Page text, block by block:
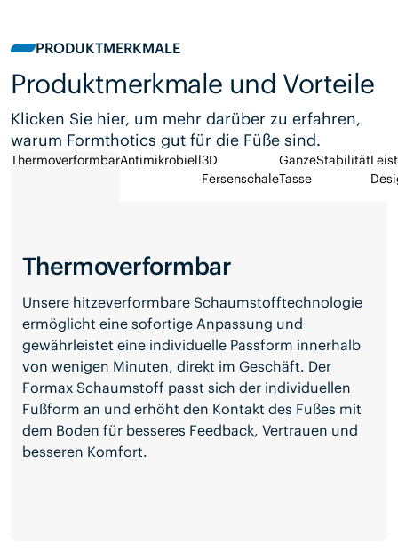
PRODUKTMERKMALE
Produktmerkmale und Vorteile
Klicken Sie hier, um mehr darüber zu erfahren,
warum Formthotics gut für die Füße sind.
ThermoverformbarAntimikrobiell3D
Fersenschale
Ganze
Tasse
Stabilität
Thermoverformbar
Unsere hitzeverformbare Schaumstofftechnologie
ermöglicht eine sofortige Anpassung und
gewährleistet eine individuelle Passform innerhalb
von wenigen Minuten, direkt im Geschäft. Der
Formax Schaumstoff passt sich der individuellen
Fußform an und erhöht den Kontakt des Fußes mit
dem Boden für besseres Feedback, Vertrauen und
besseren Komfort.